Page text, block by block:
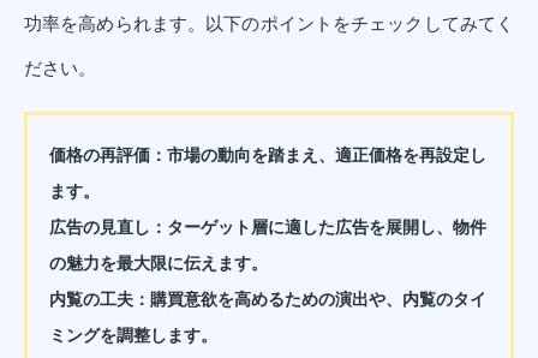
功率を高められます。以下のポイントをチェックしてみてく
ださい。
価格の再評価： 市場の動向を踏まえ、適正価格を再設定し
ます。
広告の見直し： ターゲット層に適した広告を展開し、物件
の魅力を最大限に伝えます。
内覧の工夫： 購買意欲を高めるための演出や、内覧のタイ
ミングを調整します。